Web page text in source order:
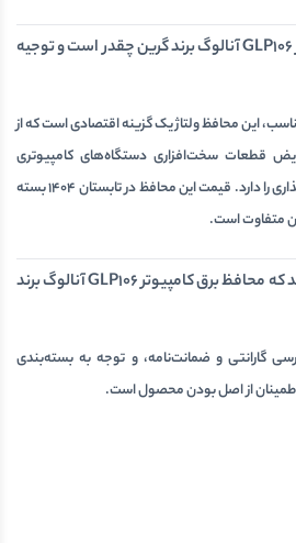
9. قیمت محافظ برق کامپیوتر GLP106 آنالوگ برند گرین چقدر است و توجیه
این محافظ ولتاژ یک گزینه اقتصادی است که از
قطعات سخت‌افزاری دستگاه‌های کامپیوتری
جلوگیری می‌کند و ارزش سرمایه‌گذاری را دارد. قیمت این محافظ در تابستان 1404 بسته
10. چگونه می‌توان مطمئن شد که محافظ برق کامپیوتر GLP106 آنالوگ برند
گارانتی و ضمانت‌نامه، و توجه به بسته‌بندی
اطمینان از اصل بودن محصول است.